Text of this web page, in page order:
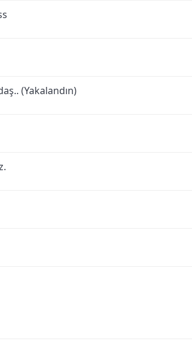
(Yakalandın)